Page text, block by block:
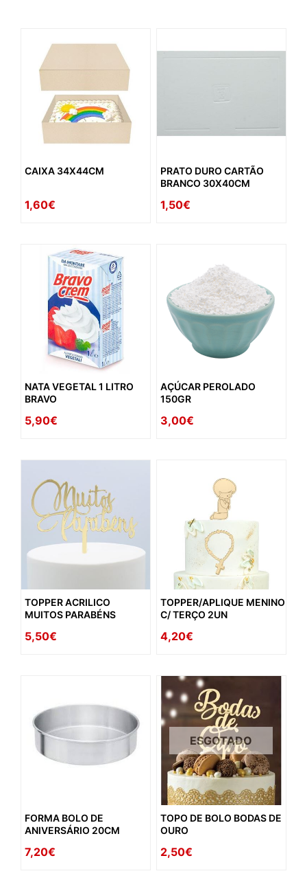
CAIXA 34X44CM
1,60€
PRATO DURO CARTÃO
BRANCO 30X40CM
1,50€
NATA VEGETAL 1 LITRO
BRAVO
5,90€
AÇÚCAR PEROLADO
150GR
3,00€
TOPPER ACRILICO
MUITOS PARABÉNS
5,50€
TOPPER/APLIQUE MENINO
C/ TERÇO 2UN
4,20€
FORMA BOLO DE
ANIVERSÁRIO 20CM
7,20€
ESGOTADO
TOPO DE BOLO BODAS DE
OURO
2,50€